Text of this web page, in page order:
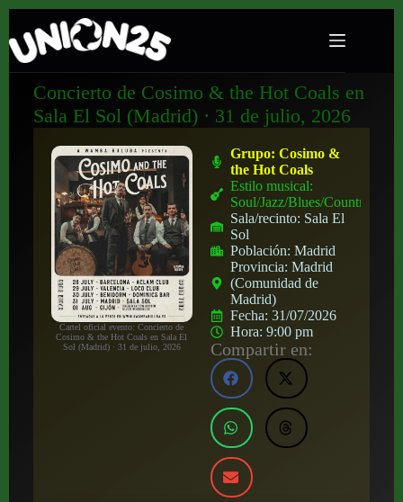
Concierto de Cosimo & the Hot Coals en
Sala El Sol (Madrid) · 31 de julio, 2026
Cartel oficial evento: Concierto de
Cosimo & the Hot Coals en Sala El
Sol (Madrid) · 31 de julio, 2026
Grupo:Cosimo &
the Hot Coals
Estilo musical:
Soul/Jazz/Blues/Country
Sala/recinto: Sala El
Sol
Población:Madrid
Provincia:Madrid
(Comunidad de
Madrid)
Fecha:31/07/2026
Hora:9:00 pm
Compartir en: